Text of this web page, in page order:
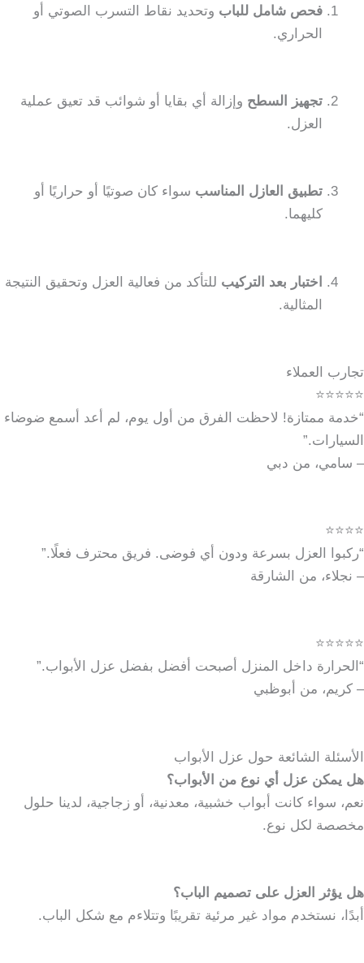
فحص شامل للباب وتحديد نقاط التسرب الصوتي أو
الحراري.
تجهيز السطح وإزالة أي بقايا أو شوائب قد تعيق عملية
العزل.
تطبيق العازل المناسب سواء كان صوتيًا أو حراريًا أو
كليهما.
اختبار بعد التركيب للتأكد من فعالية العزل وتحقيق النتيجة
المثالية.
تجارب العملاء
⭐⭐⭐⭐⭐
“خدمة ممتازة! لاحظت الفرق من أول يوم، لم أعد أسمع ضوضاء
السيارات.”
– سامي، من دبي
⭐⭐⭐⭐
“ركبوا العزل بسرعة ودون أي فوضى. فريق محترف فعلًا.”
– نجلاء، من الشارقة
⭐⭐⭐⭐⭐
“الحرارة داخل المنزل أصبحت أفضل بفضل عزل الأبواب.”
– كريم، من أبوظبي
الأسئلة الشائعة حول عزل الأبواب
هل يمكن عزل أي نوع من الأبواب؟
نعم، سواء كانت أبواب خشبية، معدنية، أو زجاجية، لدينا حلول
مخصصة لكل نوع.
هل يؤثر العزل على تصميم الباب؟
أبدًا، نستخدم مواد غير مرئية تقريبًا وتتلاءم مع شكل الباب.